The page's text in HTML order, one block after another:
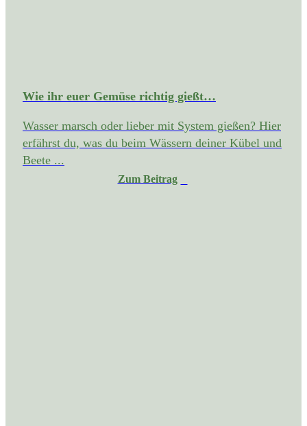
Wie ihr euer Gemüse richtig gießt…
Wasser marsch oder lieber mit System gießen? Hier
erfährst du, was du beim Wässern deiner Kübel und
Beete ...
Zum Beitrag